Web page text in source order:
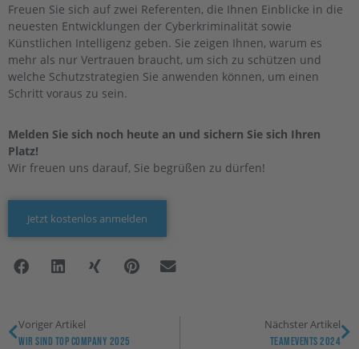
Freuen Sie sich auf zwei Referenten, die Ihnen Einblicke in die
neuesten Entwicklungen der Cyberkriminalität sowie
Künstlichen Intelligenz geben. Sie zeigen Ihnen, warum es
mehr als nur Vertrauen braucht, um sich zu schützen und
welche Schutzstrategien Sie anwenden können, um einen
Schritt voraus zu sein.
Melden Sie sich noch heute an und sichern Sie sich Ihren
Platz!
Wir freuen uns darauf, Sie begrüßen zu dürfen!
Jetzt kostenlos anmelden
Voriger Artikel
Wir Sind Top Company 2025
Nächster Artikel
Teamevents 2024